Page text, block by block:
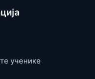
ученике